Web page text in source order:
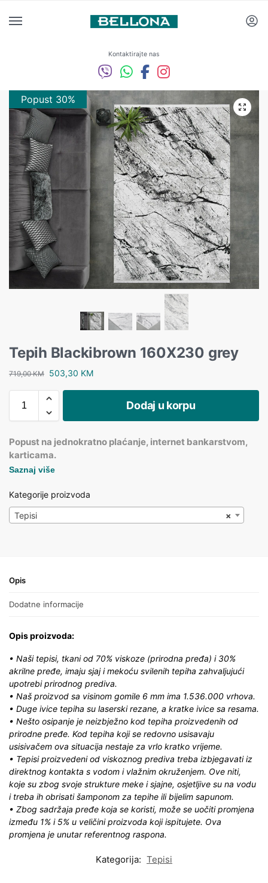
Kontaktirajte nas
Popust 30%
Tepih Blackibrown 160X230 grey
719,00KM 503,30 KM
Dodaj u korpu
Popust na jednokratno plaćanje, internet bankarstvom,
karticama.
Saznaj više
Kategorije proizvoda
×
Tepisi
Opis
Dodatne informacije
Opis proizvoda:
• Naši tepisi, tkani od 70% viskoze (prirodna pređa) i 30%
akrilne pređe, imaju sjaj i mekoću svilenih tepiha zahvaljujući
upotrebi prirodnog prediva.
• Naš proizvod sa visinom gomile 6 mm ima 1.536.000 vrhova.
• Duge ivice tepiha su laserski rezane, a kratke ivice sa resama.
• Nešto osipanje je neizbježno kod tepiha proizvedenih od
prirodne pređe. Kod tepiha koji se redovno usisavaju
usisivačem ova situacija nestaje za vrlo kratko vrijeme.
• Tepisi proizvedeni od viskoznog prediva treba izbjegavati iz
direktnog kontakta s vodom i vlažnim okruženjem. Ove niti,
koje su zbog svoje strukture meke i sjajne, osjetljive su na vodu
i treba ih obrisati šamponom za tepihe ili bijelim sapunom.
• Zbog sadržaja pređe koja se koristi, može se uočiti promjena
između 1% i 5% u veličini proizvoda koji ispitujete. Ova
promjena je unutar referentnog raspona.
Kategorija: Tepisi